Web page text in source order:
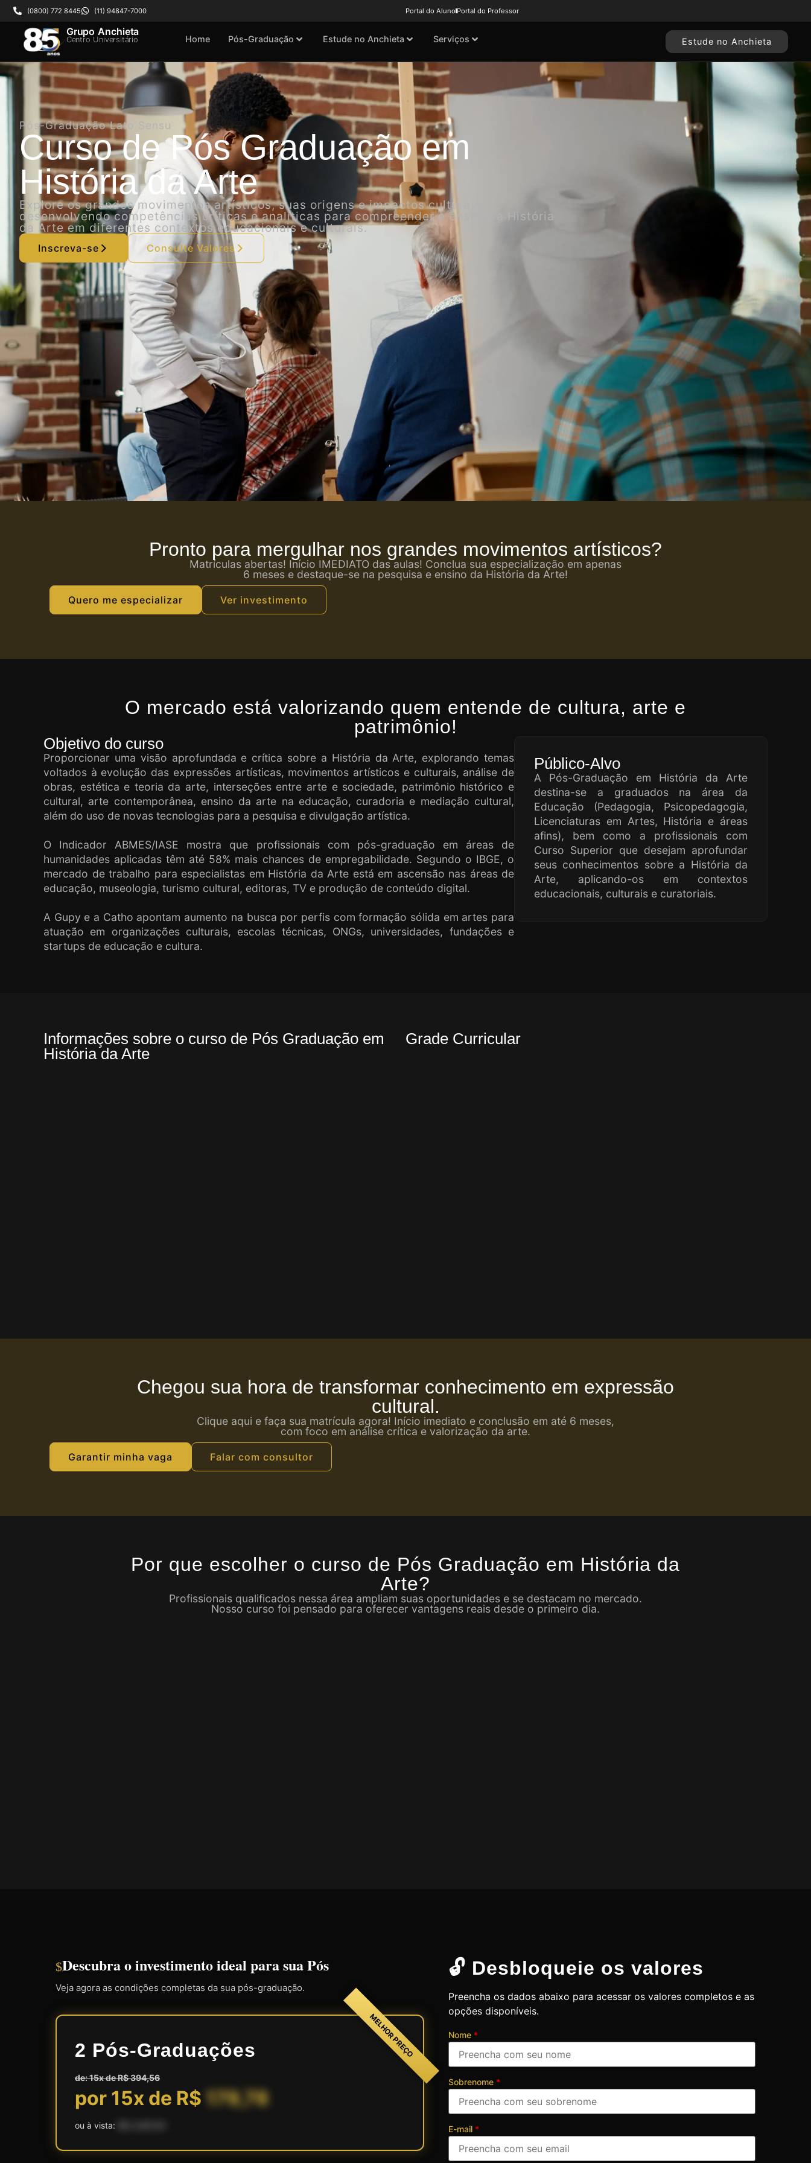
(0800) 772 8445 (11) 94847-7000 Portal do Aluno Portal do Professor
Grupo Anchieta
Centro Universitário Home Pós-Graduação Estude no Anchieta Serviços Estude no Anchieta
Pós-Graduação Lato Sensu
Curso de Pós Graduação em
História da Arte
Explore os grandes movimentos artísticos, suas origens e impactos culturais,
desenvolvendo competências críticas e analíticas para compreender e ensinar a História
da Arte em diferentes contextos educacionais e culturais.
Inscreva-se Consulte Valores
Pronto para mergulhar nos grandes movimentos artísticos?
Matrículas abertas! Início IMEDIATO das aulas! Conclua sua especialização em apenas
6 meses e destaque-se na pesquisa e ensino da História da Arte!
Quero me especializar Ver investimento
O mercado está valorizando quem entende de cultura, arte e
patrimônio!
Objetivo do curso
Proporcionar uma visão aprofundada e crítica sobre a História da Arte, explorando temas
voltados à evolução das expressões artísticas, movimentos artísticos e culturais, análise de
obras, estética e teoria da arte, interseções entre arte e sociedade, patrimônio histórico e
cultural, arte contemporânea, ensino da arte na educação, curadoria e mediação cultural,
além do uso de novas tecnologias para a pesquisa e divulgação artística.
O Indicador ABMES/IASE mostra que profissionais com pós-graduação em áreas de
humanidades aplicadas têm até 58% mais chances de empregabilidade. Segundo o IBGE, o
mercado de trabalho para especialistas em História da Arte está em ascensão nas áreas de
educação, museologia, turismo cultural, editoras, TV e produção de conteúdo digital.
A Gupy e a Catho apontam aumento na busca por perfis com formação sólida em artes para
atuação em organizações culturais, escolas técnicas, ONGs, universidades, fundações e
startups de educação e cultura.
Público-Alvo
A Pós-Graduação em História da Arte
destina-se a graduados na área da
Educação (Pedagogia, Psicopedagogia,
Licenciaturas em Artes, História e áreas
afins), bem como a profissionais com
Curso Superior que desejam aprofundar
seus conhecimentos sobre a História da
Arte, aplicando-os em contextos
educacionais, culturais e curatoriais.
Informações sobre o curso de Pós Graduação em
História da Arte
Grade Curricular
Chegou sua hora de transformar conhecimento em expressão
cultural.
Clique aqui e faça sua matrícula agora! Início imediato e conclusão em até 6 meses,
com foco em análise crítica e valorização da arte.
Garantir minha vaga Falar com consultor
Por que escolher o curso de Pós Graduação em História da
Arte?
Profissionais qualificados nessa área ampliam suas oportunidades e se destacam no mercado.
Nosso curso foi pensado para oferecer vantagens reais desde o primeiro dia.
$Descubra o investimento ideal para sua Pós
Veja agora as condições completas da sua pós-graduação.
MELHOR PREÇO
2 Pós-Graduações
de: 15x de R$ 394,56
por 15x de R$ 179,78
ou à vista:
🔓 Desbloqueie os valores
Preencha os dados abaixo para acessar os valores completos e as
opções disponíveis.
Nome *
Sobrenome *
E-mail *